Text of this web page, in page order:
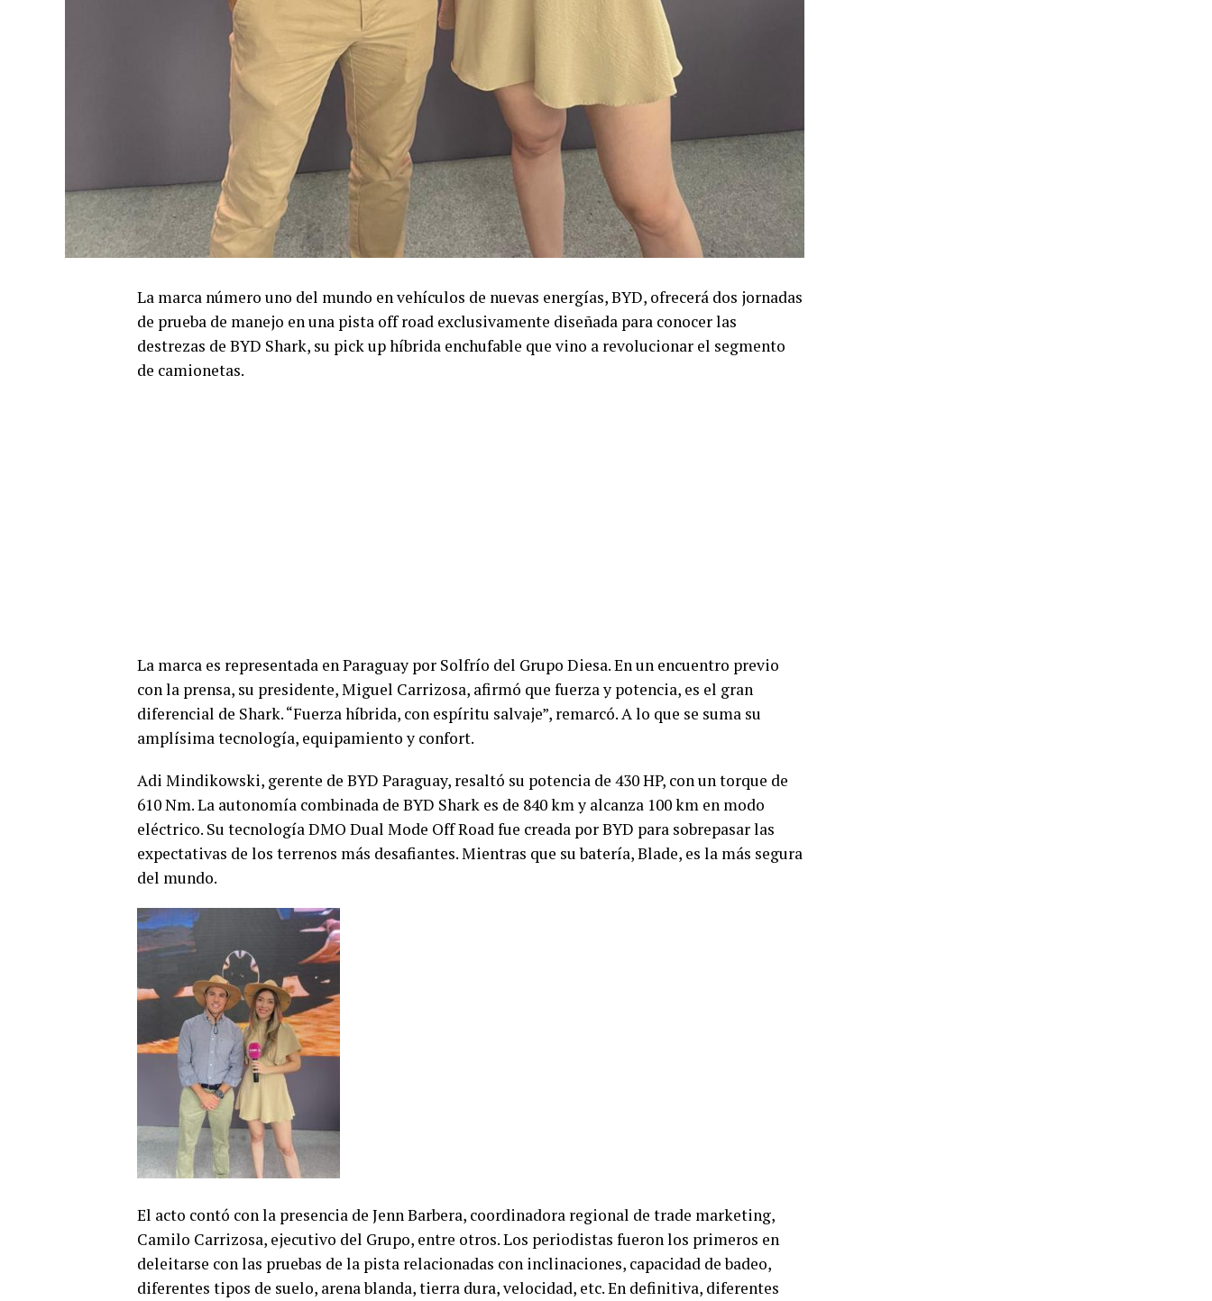
La marca número uno del mundo en vehículos de nuevas energías, BYD, ofrecerá dos jornadas
de prueba de manejo en una pista off road exclusivamente diseñada para conocer las
destrezas de BYD Shark, su pick up híbrida enchufable que vino a revolucionar el segmento
de camionetas.
La marca es representada en Paraguay por Solfrío del Grupo Diesa. En un encuentro previo
con la prensa, su presidente, Miguel Carrizosa, afirmó que fuerza y potencia, es el gran
diferencial de Shark. “Fuerza híbrida, con espíritu salvaje”, remarcó. A lo que se suma su
amplísima tecnología, equipamiento y confort.
Adi Mindikowski, gerente de BYD Paraguay, resaltó su potencia de 430 HP, con un torque de
610 Nm. La autonomía combinada de BYD Shark es de 840 km y alcanza 100 km en modo
eléctrico. Su tecnología DMO Dual Mode Off Road fue creada por BYD para sobrepasar las
expectativas de los terrenos más desafiantes. Mientras que su batería, Blade, es la más segura
del mundo.
El acto contó con la presencia de Jenn Barbera, coordinadora regional de trade marketing,
Camilo Carrizosa, ejecutivo del Grupo, entre otros. Los periodistas fueron los primeros en
deleitarse con las pruebas de la pista relacionadas con inclinaciones, capacidad de badeo,
diferentes tipos de suelo, arena blanda, tierra dura, velocidad, etc. En definitiva, diferentes